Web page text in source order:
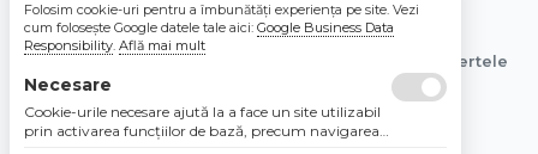
© 2026 Bebe Nou Online Store SRL
Toate preturile sunt exprimate in lei si includ tva. Ofertele
sunt valabile in limita stocului disponibil.
Folosim cookie-uri pentru a îmbunătăți experiența pe site. Vezi
cum folosește Google datele tale aici: Google Business Data
Responsibility. Află mai mult
Necesare
Cookie-urile necesare ajută la a face un site utilizabil
prin activarea funcţiilor de bază, precum navigarea